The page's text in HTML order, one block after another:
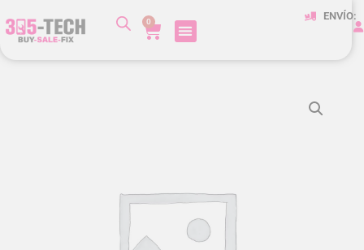
0 ENVÍO: